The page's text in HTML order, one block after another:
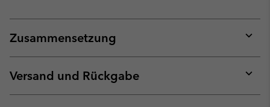
Zusammensetzung
or
Versand und Rückgabe
or